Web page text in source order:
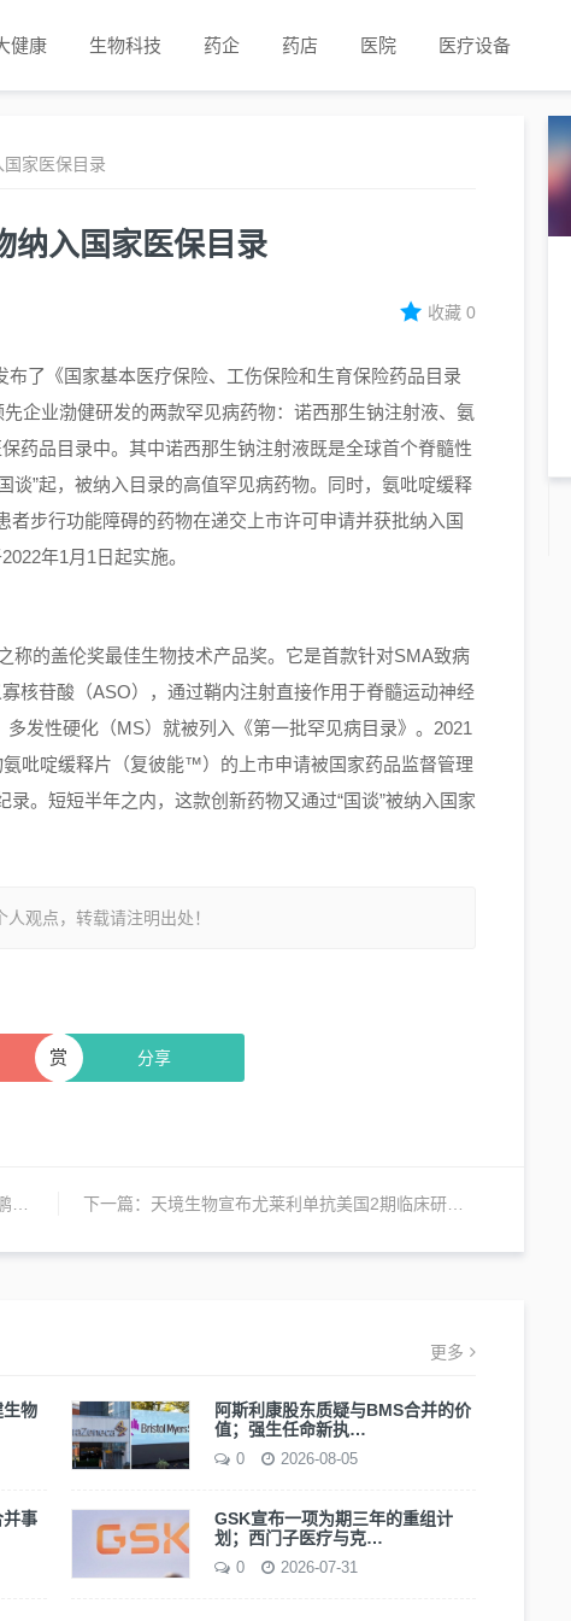
健康 生物科技 药企 药店 医院 医疗设备
家医保目录
纳入国家医保目录
收藏0
了《国家基本医疗保险、工伤保险和生育保险药品目录
企业渤健研发的两款罕见病药物：诺西那生钠注射液、氨
药品目录中。其中诺西那生钠注射液既是全球首个脊髓性
”起， 被纳入目录的高值罕见病药物。同时，氨吡啶缓释
者步行功能障碍的药物在递交上市许可申请并获批纳入国
年1月1日起实施。
称的盖伦奖最佳生物技术产品奖。它是首款针对SMA致病
核苷酸（ASO），通过鞘内注射直接作用于脊髓运动神经
多发性硬化（MS） 就被列入《第一批罕见病目录》。2021
吡啶缓释片（复彼能™）的上市申请被国家药品监督管理
录。短短半年之内，这款创新药物又通过“国谈”被纳入国家
人观点，转载请注明出处！
分享
赏
下一篇： 天境生物宣布尤莱利单抗美国2期临床研究完成首例两名患者给药
更多
生物
阿斯利康股东质疑与BMS合并的价
值；强生任命新执…
0 2026-08-05
并事
GSK宣布一项为期三年的重组计
划；西门子医疗与克…
0 2026-07-31